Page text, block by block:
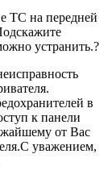
ТС на передней
устранить.?
в
к панели
от Вас
уважением,